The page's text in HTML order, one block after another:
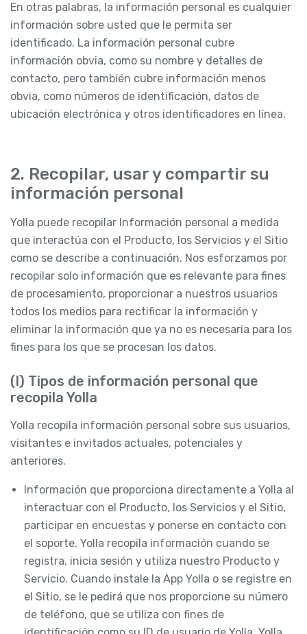
En otras palabras, la información personal es cualquier
información sobre usted que le permita ser
identificado. La información personal cubre
información obvia, como su nombre y detalles de
contacto, pero también cubre información menos
obvia, como números de identificación, datos de
ubicación electrónica y otros identificadores en línea.
2. Recopilar, usar y compartir su
información personal
Yolla puede recopilar Información personal a medida
que interactúa con el Producto, los Servicios y el Sitio
como se describe a continuación. Nos esforzamos por
recopilar solo información que es relevante para fines
de procesamiento, proporcionar a nuestros usuarios
todos los medios para rectificar la información y
eliminar la información que ya no es necesaria para los
fines para los que se procesan los datos.
(I) Tipos de información personal que
recopila Yolla
Yolla recopila información personal sobre sus usuarios,
visitantes e invitados actuales, potenciales y
anteriores.
Información que proporciona directamente a Yolla al
interactuar con el Producto, los Servicios y el Sitio,
participar en encuestas y ponerse en contacto con
el soporte. Yolla recopila información cuando se
registra, inicia sesión y utiliza nuestro Producto y
Servicio. Cuando instale la App Yolla o se registre en
el Sitio, se le pedirá que nos proporcione su número
de teléfono, que se utiliza con fines de